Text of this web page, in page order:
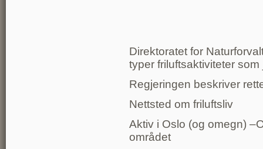
Direktoratet for
typer friluftsaktiviteter
Regjeringen beskriver
Nettsted om friluftsliv
Aktiv i Oslo (og omegn)
området